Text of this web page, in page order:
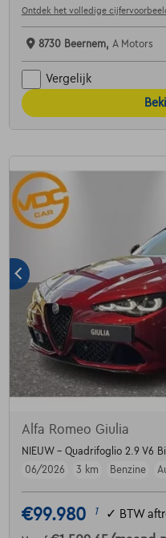
Ontdek het volledige
8730 Beernem, A Motors
Vergelijk
Alfa Romeo Giulia
NIEUW - Quadrifoglio 2.9 V6
06/2026
3 km Benzine
€99.980 1 ✓ BTW